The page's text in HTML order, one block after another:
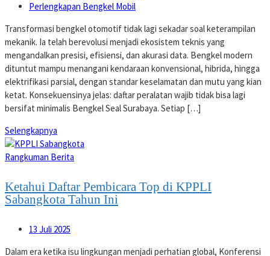
Perlengkapan Bengkel Mobil
Transformasi bengkel otomotif tidak lagi sekadar soal keterampilan
mekanik. Ia telah berevolusi menjadi ekosistem teknis yang
mengandalkan presisi, efisiensi, dan akurasi data. Bengkel modern
dituntut mampu menangani kendaraan konvensional, hibrida, hingga
elektrifikasi parsial, dengan standar keselamatan dan mutu yang kian
ketat. Konsekuensinya jelas: daftar peralatan wajib tidak bisa lagi
bersifat minimalis Bengkel Seal Surabaya. Setiap […]
Selengkapnya
Rangkuman Berita
Ketahui Daftar Pembicara Top di KPPLI
Sabangkota Tahun Ini
13 Juli 2025
Dalam era ketika isu lingkungan menjadi perhatian global, Konferensi